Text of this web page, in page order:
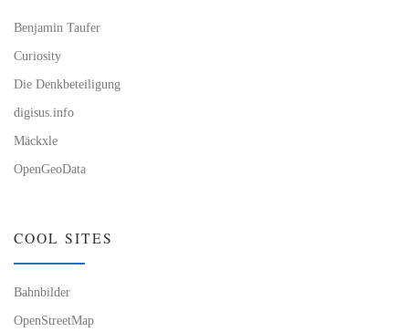
Benjamin Taufer
Curiosity
Die Denkbeteiligung
digisus.info
Mäckxle
OpenGeoData
COOL SITES
Bahnbilder
OpenStreetMap